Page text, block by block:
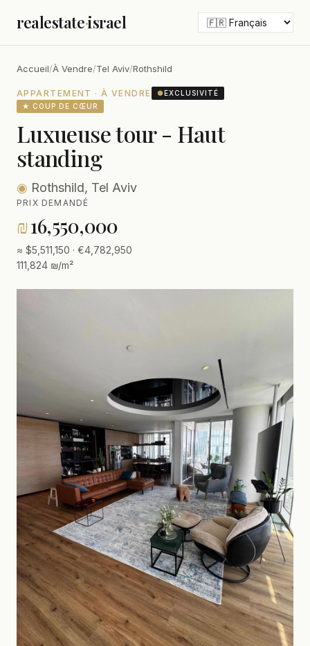
realestate·israel
Accueil/À Vendre/Tel Aviv/Rothshild
APPARTEMENT · À VENDRE ●EXCLUSIVITÉ
★ COUP DE CŒUR
Luxueuse tour - Haut
standing
◉ Rothshild, Tel Aviv
PRIX DEMANDÉ
₪16,550,000
≈ $5,511,150 · €4,782,950
111,824 ₪/m²